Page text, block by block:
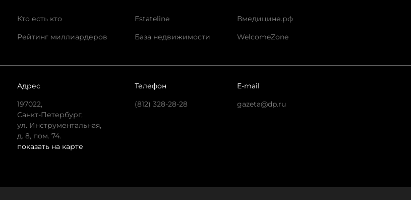
Кто есть кто
Рейтинг миллиардеров
Estateline
База недвижимости
Вмедицине.рф
WelcomeZone
Адрес
197022,
Санкт-Петербург,
ул. Инструментальная,
д. 8, пом. 74.
показать на карте
Телефон
(812) 328-28-28
E-mail
gazeta@dp.ru